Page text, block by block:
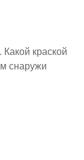
краской
снаружи